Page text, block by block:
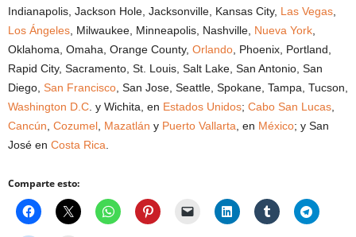
Indianapolis, Jackson Hole, Jacksonville, Kansas City, Las Vegas,
Los Ángeles, Milwaukee, Minneapolis, Nashville, Nueva York,
Oklahoma, Omaha, Orange County, Orlando, Phoenix, Portland,
Rapid City, Sacramento, St. Louis, Salt Lake, San Antonio, San
Diego, San Francisco, San Jose, Seattle, Spokane, Tampa, Tucson,
Washington D.C. y Wichita, en Estados Unidos; Cabo San Lucas,
Cancún, Cozumel, Mazatlán y Puerto Vallarta, en México; y San
José en Costa Rica.
Comparte esto: